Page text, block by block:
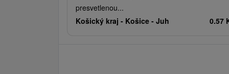
presvetlenou...
Košický kraj - Košice - Juh 0.57